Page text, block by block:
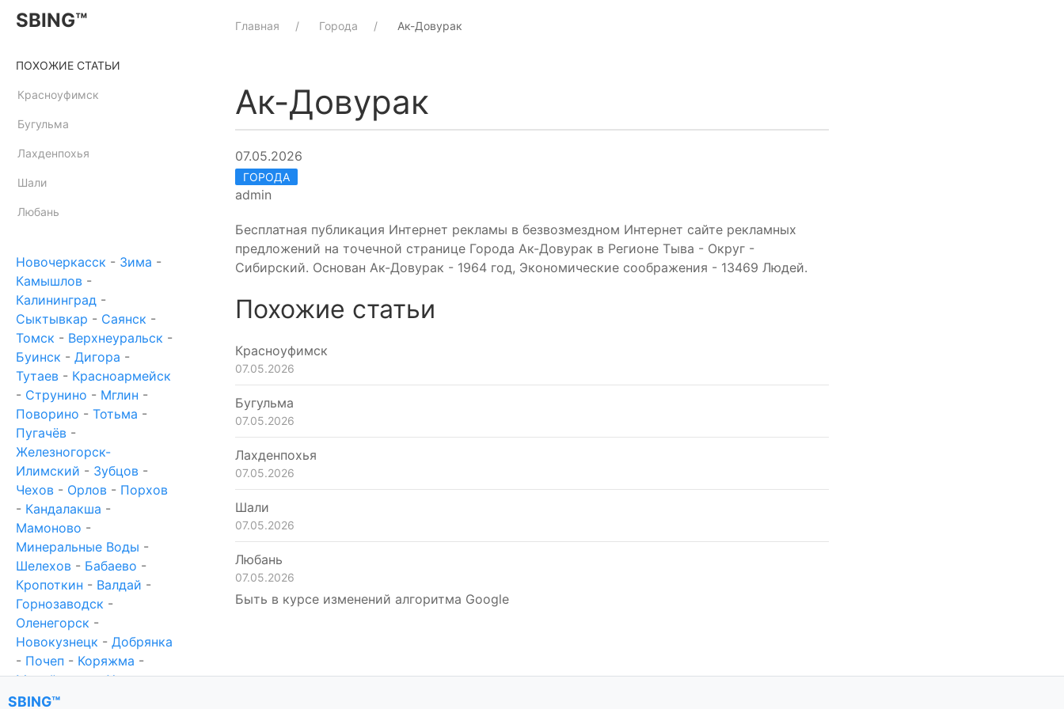
SBING™
ПОХОЖИЕ СТАТЬИ
Красноуфимск
Бугульма
Лахденпохья
Шали
Любань
Новочеркасск - Зима -
Камышлов -
Калининград -
Сыктывкар - Саянск -
Томск - Верхнеуральск -
Буинск - Дигора -
Тутаев - Красноармейск
- Струнино - Мглин -
Поворино - Тотьма -
Пугачёв -
Железногорск-
Илимский - Зубцов -
Чехов - Орлов - Порхов
- Кандалакша -
Мамоново -
Минеральные Воды -
Шелехов - Бабаево -
Кропоткин - Валдай -
Горнозаводск -
Оленегорск -
Новокузнецк - Добрянка
- Почеп - Коряжма -
Михайловка-Ханты-
Мансийск
Главная Города Ак-Довурак
Ак-Довурак
07.05.2026
ГОРОДА
admin
Бесплатная публикация Интернет рекламы в безвозмездном Интернет сайте рекламных
предложений на точечной странице Города Ак-Довурак в Регионе Тыва - Округ -
Сибирский. Основан Ак-Довурак - 1964 год, Экономические соображения - 13469 Людей.
Похожие статьи
Красноуфимск
07.05.2026
Бугульма
07.05.2026
Лахденпохья
07.05.2026
Шали
07.05.2026
Любань
07.05.2026
Быть в курсе изменений алгоритма Google
SBING™